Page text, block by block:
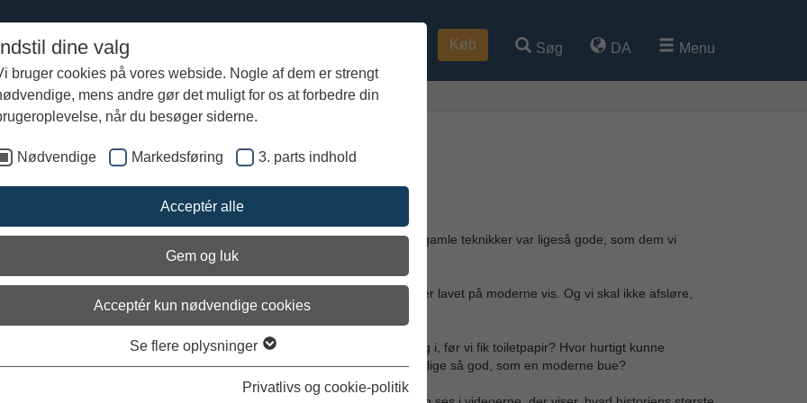
dine valg
bruger cookies på vores webside. Nogle af dem er strengt
mens andre gør det muligt for os at forbedre din
når du besøger siderne.
Nødvendige Markedsføring 3. parts indhold
Acceptér alle
Gem og luk
Acceptér kun nødvendige cookies
Se flere oplysninger
Privatlivs og cookie-politik
Køb Søg DA Menu
Historien - videoer fra danske museer
se videoer, hvor vi sammen med andre danske museer tester historien.
du også spekuleret over, hvordan man gjorde ting i fortiden - og om de gamle teknikker var ligeså gode, som dem vi
Eller måske bedre?
skulle en planke fra vikingetiden testes mod plankerm, der er lavet på moderne vis. Og vi skal ikke afsløre,
det ender, for det kan I se i videoen.
svarer på spørgsmål fra andre tidsperioder: Kunne man tørre sig bag i, før vi fik toiletpapir? Hvor hurtigt kunne
ældste bil køre? Kan man finde vej med en sekstant? og er en oldtisbue lige så god, som en moderne bue?